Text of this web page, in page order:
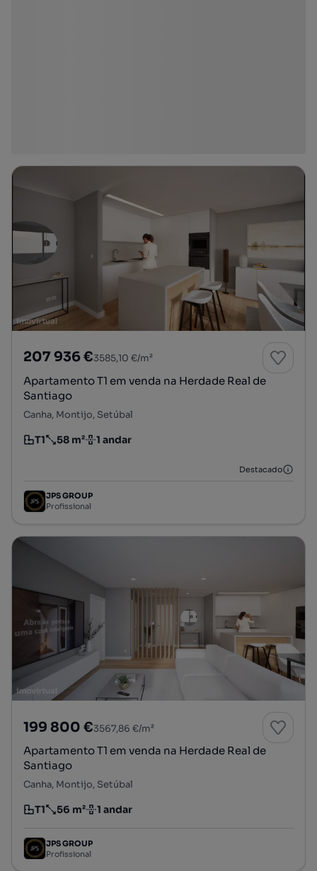
207 936 €3585,10 €/m²
Apartamento T1 em venda na Herdade Real de
Santiago
Canha, Montijo, Setúbal
Tipologia
T1
Preço por metro quadrado
58 m²
Andar 1 andar
Destacado
JPS GROUP
Profissional
199 800 €3567,86 €/m²
Apartamento T1 em venda na Herdade Real de
Santiago
Canha, Montijo, Setúbal
Tipologia
T1
Preço por metro quadrado
56 m²
Andar 1 andar
JPS GROUP
Profissional